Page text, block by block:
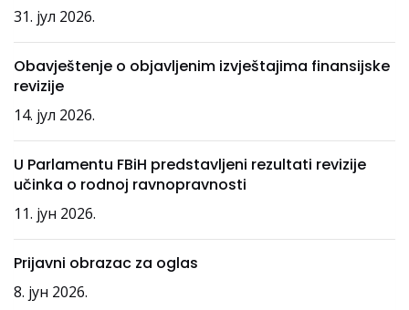
31. јул 2026.
Obavještenje o objavljenim izvještajima finansijske
revizije
14. јул 2026.
U Parlamentu FBiH predstavljeni rezultati revizije
učinka o rodnoj ravnopravnosti
11. јун 2026.
Prijavni obrazac za oglas
8. јун 2026.